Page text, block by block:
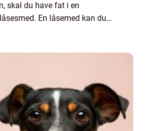
skal du have fat i en
En låsemed kan du